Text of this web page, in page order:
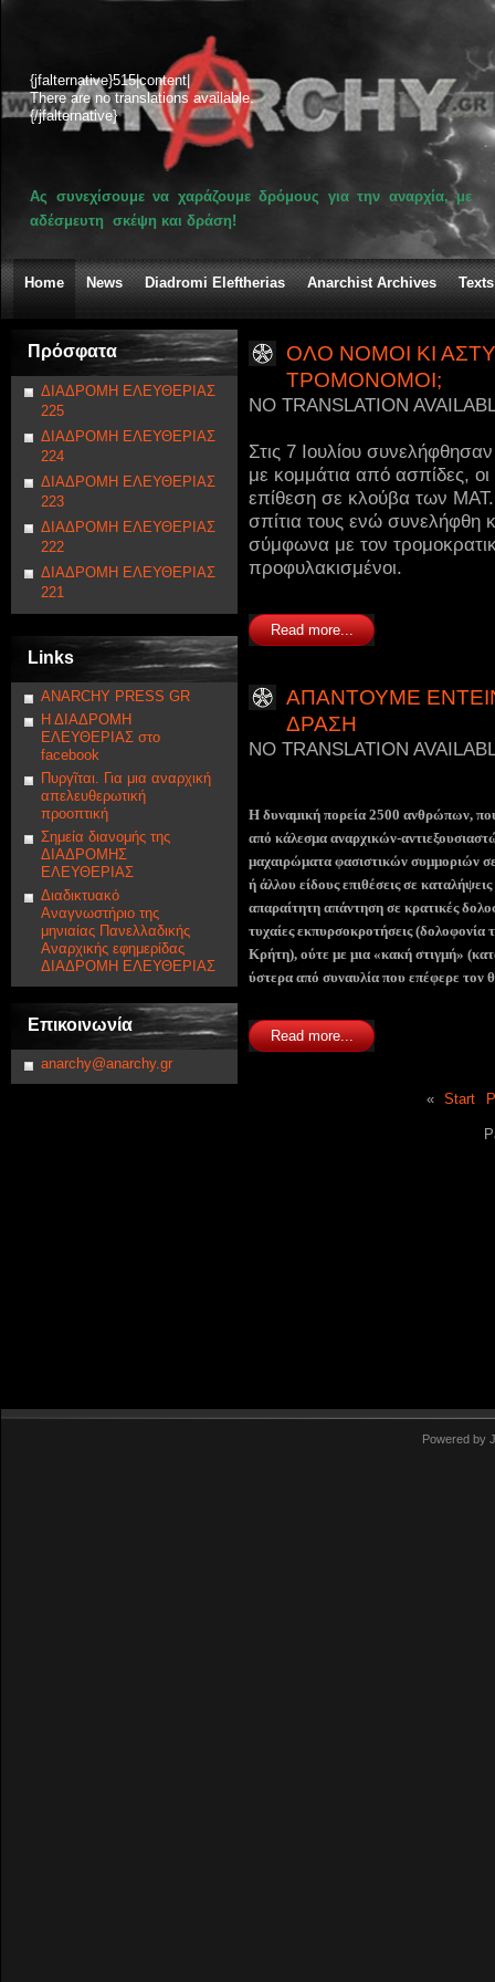
{jfalternative}515|content|
There are no translations available.
{/jfalternative}
Ας συνεχίσουμε να χαράζουμε δρόμους για την αναρχία, με
αδέσμευτη σκέψη και δράση!
Home News Diadromi Eleftherias Anarchist Archives Texts
Πρόσφατα
ΔΙΑΔΡΟΜΗ ΕΛΕΥΘΕΡΙΑΣ
225
ΔΙΑΔΡΟΜΗ ΕΛΕΥΘΕΡΙΑΣ
224
ΔΙΑΔΡΟΜΗ ΕΛΕΥΘΕΡΙΑΣ
223
ΔΙΑΔΡΟΜΗ ΕΛΕΥΘΕΡΙΑΣ
222
ΔΙΑΔΡΟΜΗ ΕΛΕΥΘΕΡΙΑΣ
221
Links
ANARCHY PRESS GR
Η ΔΙΑΔΡΟΜΗ
ΕΛΕΥΘΕΡΙΑΣ στο
facebook
Πυργῖται. Για μια αναρχική
απελευθερωτική
προοπτική
Σημεία διανομής της
ΔΙΑΔΡΟΜΗΣ
ΕΛΕΥΘΕΡΙΑΣ
Διαδικτυακό
Αναγνωστήριο της
μηνιαίας Πανελλαδικής
Αναρχικής εφημερίδας
ΔΙΑΔΡΟΜΗ ΕΛΕΥΘΕΡΙΑΣ
Επικοινωνία
anarchy@anarchy.gr
ΟΛΟ ΝΟΜΟΙ ΚΙ
ΤΡΟΜΟΝΟΜΟΙ;
NO TRANSLATION
Στις 7 Ιουλίου
με κομμάτια από ασπίδες,
επίθεση σε κλούβα των ΜΑΤ.
σπίτια τους ενώ συνελήφθη
σύμφωνα με τον
προφυλακισμένοι.
Read more...
ΑΠΑΝΤΟΥΜΕ
ΔΡΑΣΗ
NO TRANSLATION
Η δυναμική πορεία 2500 ανθρώπων,
από κάλεσμα αναρχικών-
μαχαιρώματα φασιστικών συμμοριών
ή άλλου είδους επιθέσεις σε
απαραίτητη απάντηση σε κρατικές
τυχαίες εκπυρσοκροτήσεις (δολοφονία
Κρήτη), ούτε με μια «κακή στιγμή»
ύστερα από συναυλία που επέφερε τον
Read more...
« Start
Powered by